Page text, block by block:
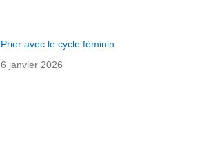
Prier avec le cycle féminin
6 janvier 2026